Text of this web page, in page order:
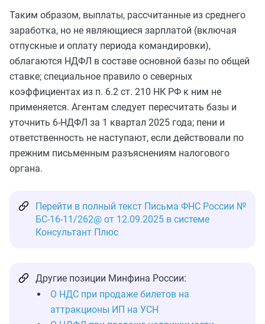
Таким образом, выплаты, рассчитанные из среднего
заработка, но не являющиеся зарплатой (включая
отпускные и оплату периода командировки),
облагаются НДФЛ в составе основной базы по общей
ставке; специальное правило о северных
коэффициентах из п. 6.2 ст. 210 НК РФ к ним не
применяется. Агентам следует пересчитать базы и
уточнить 6‑НДФЛ за 1 квартал 2025 года; пени и
ответственность не наступают, если действовали по
прежним письменным разъяснениям налогового
органа.
Перейти в полный текст Письма ФНС России №
БС-16-11/262@ от 12.09.2025 в системе
Консультант Плюс
Другие позиции Минфина России:
О НДС при продаже билетов на
аттракционы ИП на УСН